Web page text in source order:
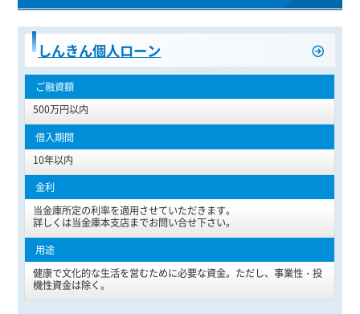
しんきん個人ローン
500万円以内
10年以内
当金庫所定の利率を適用させていただきます。
詳しくは当金庫本支店までお問い合せ下さい。
健康で文化的な生活を営むために必要な資金。ただし、事業性・投
機性資金は除く。